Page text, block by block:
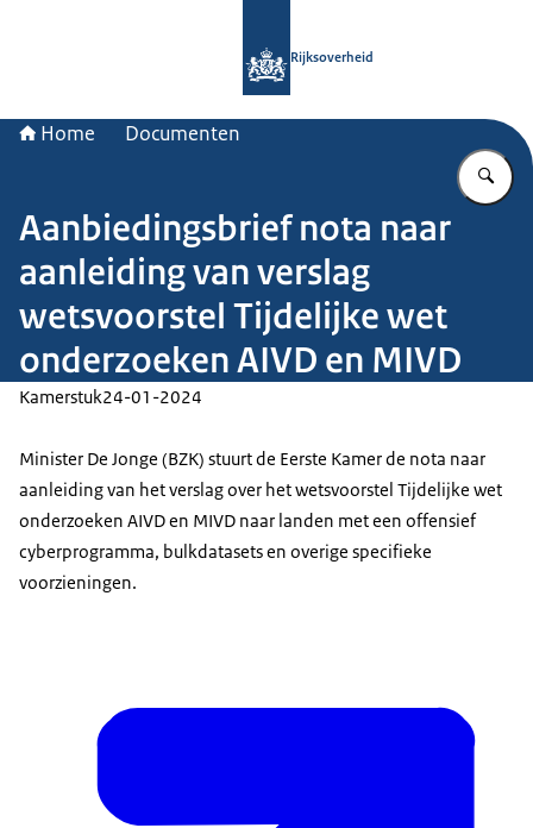
Rijksoverheid
Home Documenten
Aanbiedingsbrief nota naar
aanleiding van verslag
wetsvoorstel Tijdelijke wet
onderzoeken AIVD en MIVD
Kamerstuk24-01-2024
Minister De Jonge (BZK) stuurt de Eerste Kamer de nota naar
aanleiding van het verslag over het wetsvoorstel Tijdelijke wet
onderzoeken AIVD en MIVD naar landen met een offensief
cyberprogramma, bulkdatasets en overige specifieke
voorzieningen.